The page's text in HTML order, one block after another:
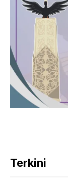
Terkini